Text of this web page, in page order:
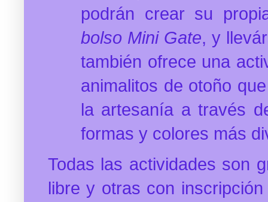
podrán crear su
bolso Mini Gate, y
también ofrece una
animalitos de otoño
la artesanía a través
formas y colores más
Todas las actividades son
libre y otras con